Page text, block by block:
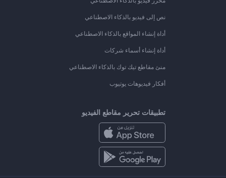
نص إلى فيديو بالذكاء الاصطناعي
أداة إنشاء المواقع بالذكاء الاصطناعي
أداة إنشاء أسماء شركات
منئ مقاطع تيك توك بالذكاء الاصطناعي
أفكار فيديوهات يوتيوب
تطبيقات تحرير مقاطع الفيديو